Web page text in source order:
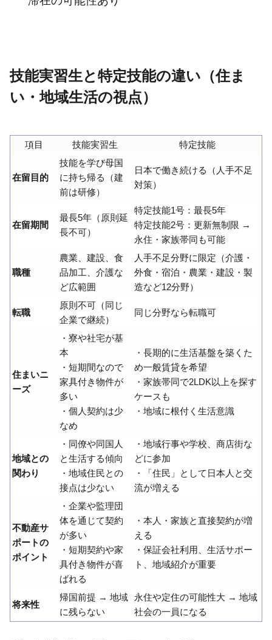
技能実習生と特定技能の違い（住ま
い・地域生活の視点）
項目 技能実習生 特定技能
在留目的
技能を学び母国
に持ち帰る（建
前は研修）
日本で働き続ける（人手不足
対策）
在留期間
最長5年（原則延
長不可）
特定技能1号：最長5年
特定技能2号：更新無制限 →
永住・家族帯同も可能
職種
農業、建設、食
品加工、介護な
ど広範囲
人手不足分野に限定（介護・
外食・宿泊・農業・建設・製
造など12分野）
転職
原則不可（同じ
企業で継続）
同じ分野なら転職可
住まいニ
ーズ
・寮や社宅が基
本
・短期間なので
家具付き物件が
多い
・個人契約は少
なめ
・長期的に生活基盤を築くた
め一般賃貸を希望
・家族帯同で2LDK以上を探す
ケースも
・地域に根付く生活意識
地域との
関わり
・同僚や同国人
と生活する傾向
・地域住民との
接点は少ない
・地域行事や学校、商店街な
どに参加
・「住民」として日本人と交
流が増える
不動産サ
ポートの
ポイント
・企業や監理団
体を通じて契約
が多い
・短期契約や家
具付き物件が喜
ばれる
・本人・家族と直接契約が増
える
・保証会社利用、生活サポー
ト、地域紹介が重要
将来性
帰国前提 → 地域
に残らない
永住や定住の可能性大 → 地域
社会の一員になる